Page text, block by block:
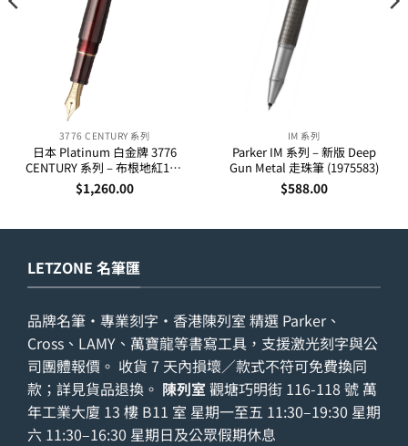
3776 CENTURY 系列
日本 Platinum 白金牌 3776
CENTURY 系列 – 布根地紅14K
金筆咀墨水筆
$1,260.00
IM 系列
Parker IM 系列 – 新版 Deep
Gun Metal 走珠筆 (1975583)
$588.00
LETZONE 名筆匯
品牌名筆・專業刻字・香港陳列室 精選 Parker、
Cross、LAMY、萬寶龍等書寫工具，支援激光刻字與公
司團體報價。 收貨 7 天內損壞／款式不符可免費換同
款；詳見貨品退換 。 陳列室 觀塘巧明街 116-118 號 萬
年工業大廈 13 樓 B11 室 星期一至五 11:30–19:30 星期
六 11:30–16:30 星期日及公眾假期休息